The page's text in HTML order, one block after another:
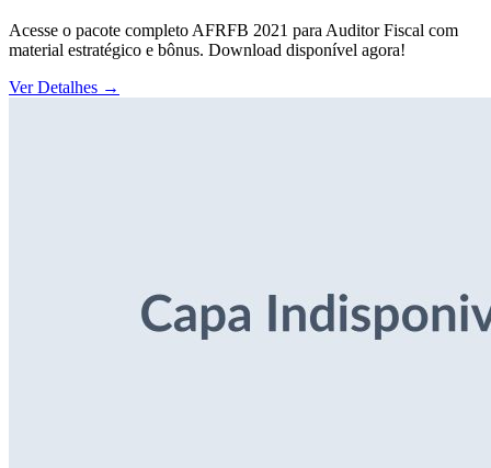
Acesse o pacote completo AFRFB 2021 para Auditor Fiscal com
material estratégico e bônus. Download disponível agora!
Ver Detalhes →